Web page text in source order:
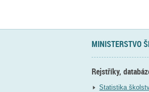
MINISTERSTVO
Rejstříky,
Statistika